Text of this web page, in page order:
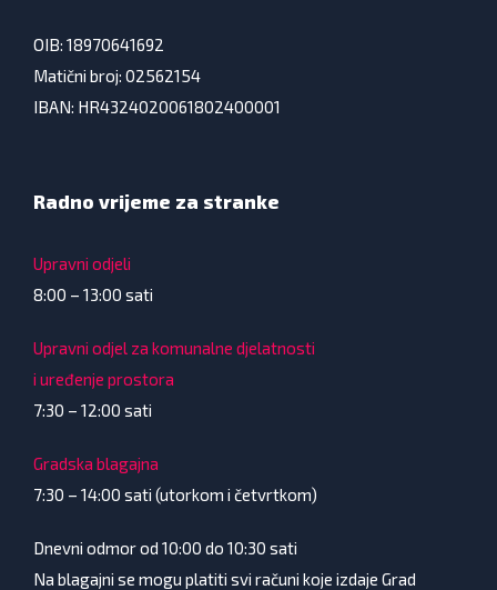
OIB: 18970641692
Matični broj: 02562154
IBAN: HR4324020061802400001
Radno vrijeme za stranke
Upravni odjeli
8:00 – 13:00 sati
Upravni odjel za komunalne djelatnosti
i uređenje prostora
7:30 – 12:00 sati
Gradska blagajna
7:30 – 14:00 sati (utorkom i četvrtkom)
Dnevni odmor od 10:00 do 10:30 sati
Na blagajni se mogu platiti svi računi koje izdaje Grad